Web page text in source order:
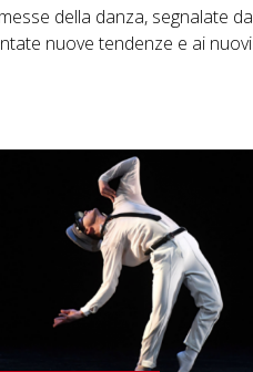
della danza, segnalate da
nuove tendenze e ai nuovi
SCOPRI DI PIÙ